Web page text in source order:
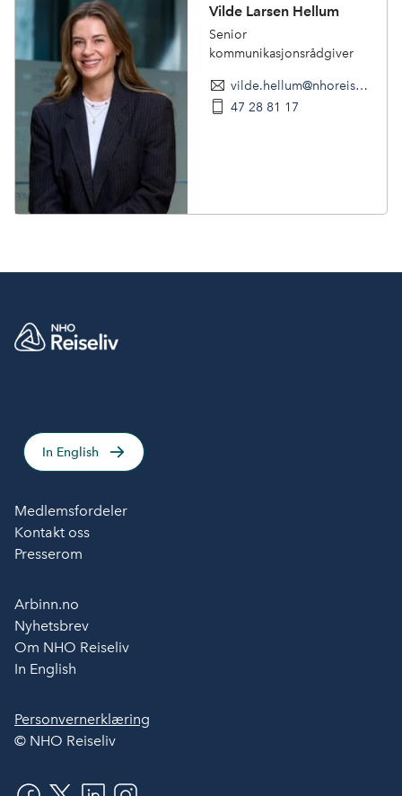
Vilde Larsen Hellum
Senior
kommunikasjonsrådgiver
vilde.hellum@nhoreiseliv.no
47 28 81 17
In English
Medlemsfordeler
Kontakt oss
Presserom
Arbinn.no
Nyhetsbrev
Om NHO Reiseliv
In English
Personvernerklæring
© NHO Reiseliv